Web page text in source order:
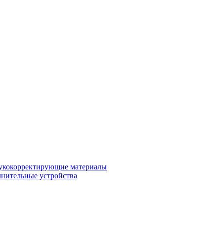
материалы
устройства